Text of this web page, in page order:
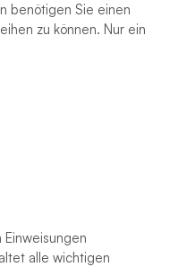
benötigen Sie einen
zu können. Nur ein
alle wichtigen